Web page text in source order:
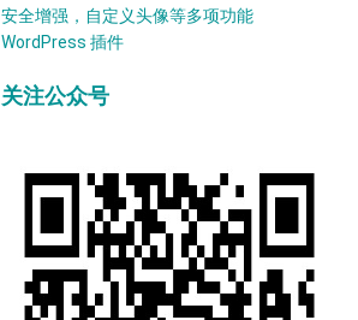
安全增强，自定义头像等多项功能
WordPress 插件
关注公众号